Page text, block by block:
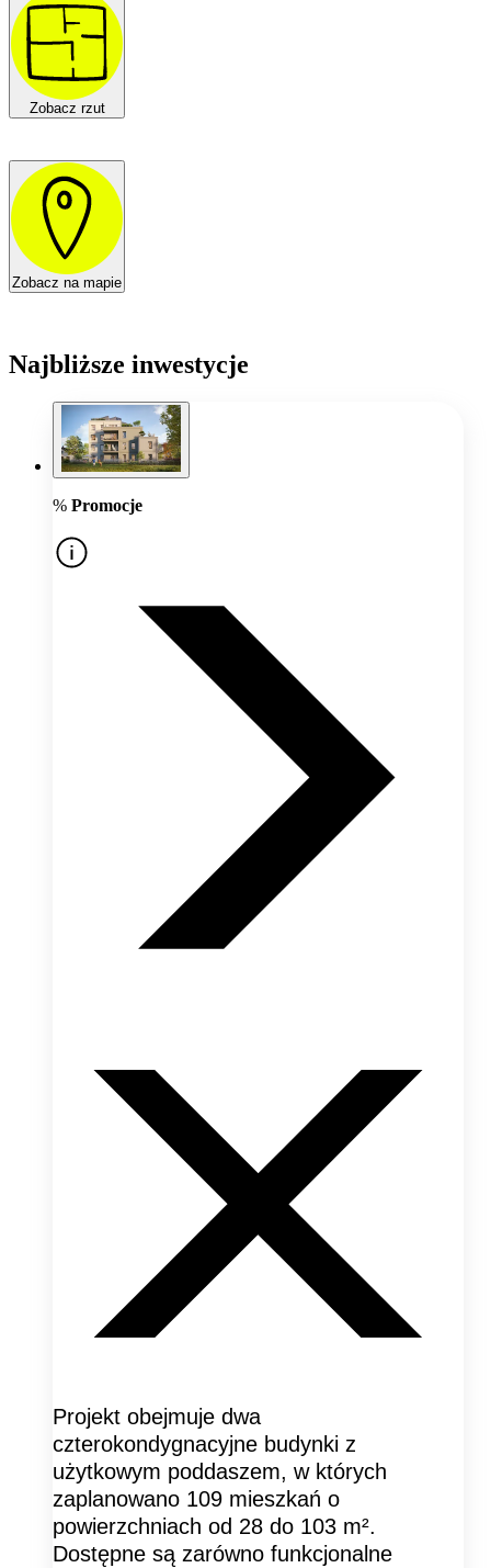
Zobacz rzut
Zobacz na mapie
Najbliższe inwestycje
% Promocje
Projekt obejmuje dwa
czterokondygnacyjne budynki z
użytkowym poddaszem, w których
zaplanowano 109 mieszkań o
powierzchniach od 28 do 103 m².
Dostępne są zarówno funkcjonalne